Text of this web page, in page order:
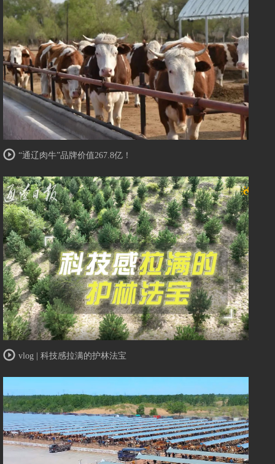
“通辽肉牛”品牌价值267.8亿！
vlog | 科技感拉满的护林法宝